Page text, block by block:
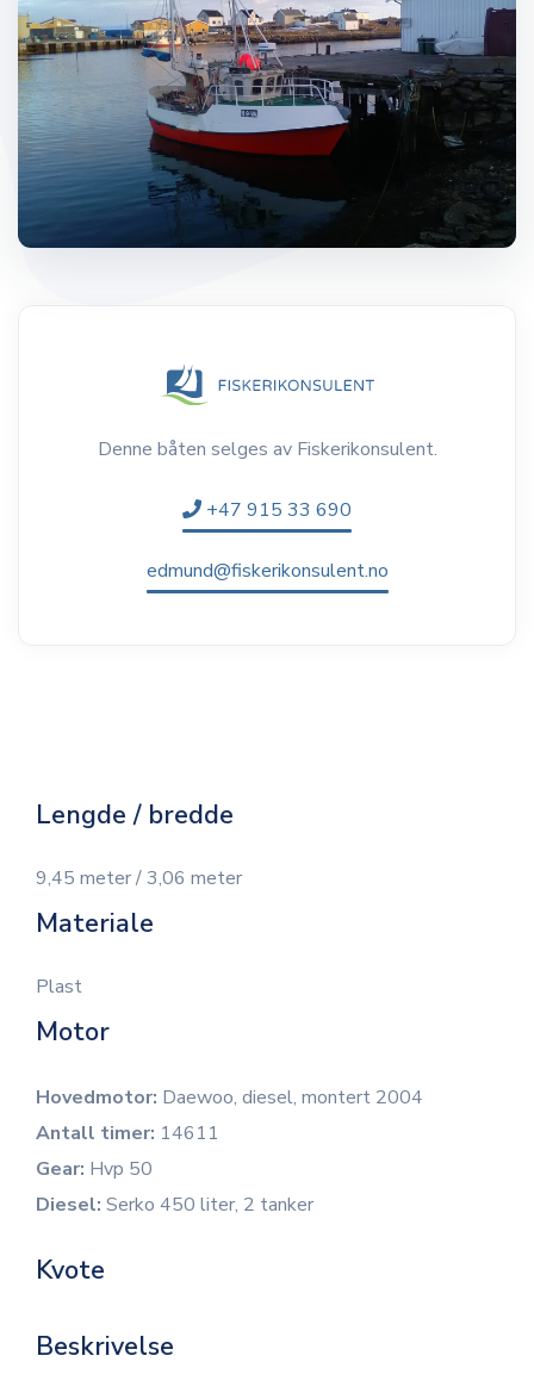
Denne båten selges av Fiskerikonsulent.
+47 915 33 690
edmund@fiskerikonsulent.no
Lengde / bredde
9,45 meter / 3,06 meter
Materiale
Plast
Motor
Hovedmotor: Daewoo, diesel, montert 2004
Antall timer: 14611
Gear: Hvp 50
Diesel: Serko 450 liter, 2 tanker
Kvote
Beskrivelse